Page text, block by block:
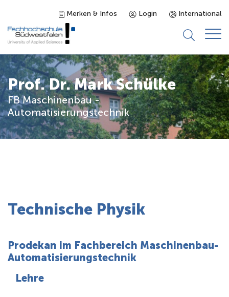
Merken & Infos Login International
Studieninteressierte
Studienangebot
Studierende
Karriere
Prof. Dr. Mark Schülke
FB Maschinenbau -
Automatisierungstechnik
Technische Physik
Prodekan im Fachbereich Maschinenbau-
Automatisierungstechnik
Lehre